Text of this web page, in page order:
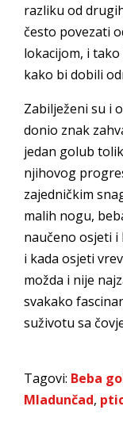
razliku od
često povezati
lokacijom, i
kako bi dobili
Zabilježeni su i
donio znak
jedan golub
njihovog
zajedničkim
malih nogu,
naučeno osjeti
i kada osjeti
možda i nije
svakako
suživotu sa
Tagovi: Beba
Mladunčad,